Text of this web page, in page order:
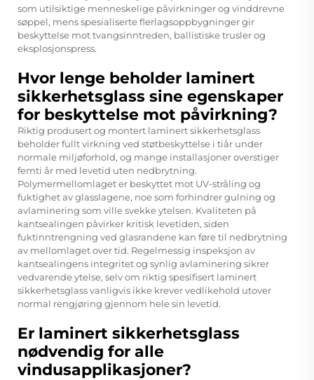
som utilsiktige menneskelige påvirkninger og vinddrevne
søppel, mens spesialiserte flerlagsoppbygninger gir
beskyttelse mot tvangsinntreden, ballistiske trusler og
eksplosjonspress.
Hvor lenge beholder laminert
sikkerhetsglass sine egenskaper
for beskyttelse mot påvirkning?
Riktig produsert og montert laminert sikkerhetsglass
beholder fullt virkning ved støtbeskyttelse i tiår under
normale miljøforhold, og mange installasjoner overstiger
femti år med levetid uten nedbrytning.
Polymermellomlaget er beskyttet mot UV-stråling og
fuktighet av glasslagene, noe som forhindrer gulning og
avlaminering som ville svekke ytelsen. Kvaliteten på
kantsealingen påvirker kritisk levetiden, siden
fuktinntrengning ved glasrandene kan føre til nedbrytning
av mellomlaget over tid. Regelmessig inspeksjon av
kantsealingens integritet og synlig avlaminering sikrer
vedvarende ytelse, selv om riktig spesifisert laminert
sikkerhetsglass vanligvis ikke krever vedlikehold utover
normal rengjøring gjennom hele sin levetid.
Er laminert sikkerhetsglass
nødvendig for alle
vindusapplikasjoner?